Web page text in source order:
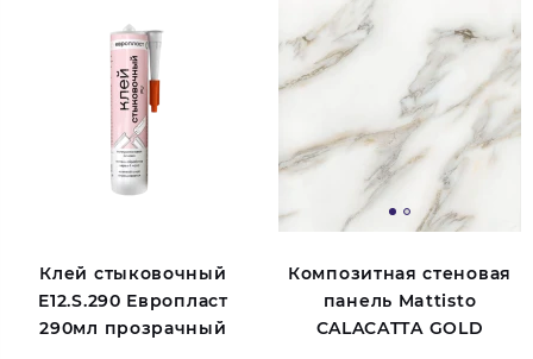
Клей стыковочный
E12.S.290 Европласт
290мл прозрачный
Композитная стеновая
панель Mattisto
CALACATTA GOLD